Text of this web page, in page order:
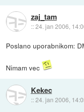
zaj_tam
::24. jan 2006,
Poslano uporabnikom:
Nimam vec
Kekec
::24. jan 2006,